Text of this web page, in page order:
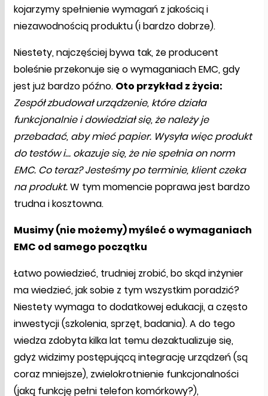
kojarzymy spełnienie wymagań z jakością i
niezawodnością produktu (i bardzo dobrze).
Niestety, najczęściej bywa tak, że producent
boleśnie przekonuje się o wymaganiach EMC, gdy
jest już bardzo późno. Oto przykład z życia:
Zespół zbudował urządzenie, które działa
funkcjonalnie i dowiedział się, że należy je
przebadać, aby mieć papier. Wysyła więc produkt
do testów i… okazuje się, że nie spełnia on norm
EMC. Co teraz? Jesteśmy po terminie, klient czeka
na produkt.W tym momencie poprawa jest bardzo
trudna i kosztowna.
Musimy (nie możemy) myśleć o wymaganiach
EMC od samego początku
Łatwo powiedzieć, trudniej zrobić, bo skąd inżynier
ma wiedzieć, jak sobie z tym wszystkim poradzić?
Niestety wymaga to dodatkowej edukacji, a często
inwestycji (szkolenia, sprzęt, badania). A do tego
wiedza zdobyta kilka lat temu dezaktualizuje się,
gdyż widzimy postępującą integrację urządzeń (są
coraz mniejsze), zwielokrotnienie funkcjonalności
(jaką funkcję pełni telefon komórkowy?),